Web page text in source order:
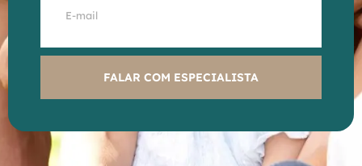
FALAR COM ESPECIALISTA